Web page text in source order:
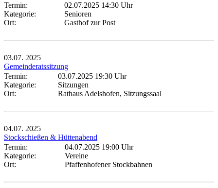
Termin:
02.07.2025 14:30 Uhr
Kategorie:
Senioren
Ort:
Gasthof zur Post
03.07. 2025
Gemeinderatssitzung
Termin:
03.07.2025 19:30 Uhr
Kategorie:
Sitzungen
Ort:
Rathaus Adelshofen, Sitzungssaal
04.07. 2025
Stockschießen & Hüttenabend
Termin:
04.07.2025 19:00 Uhr
Kategorie:
Vereine
Ort:
Pfaffenhofener Stockbahnen